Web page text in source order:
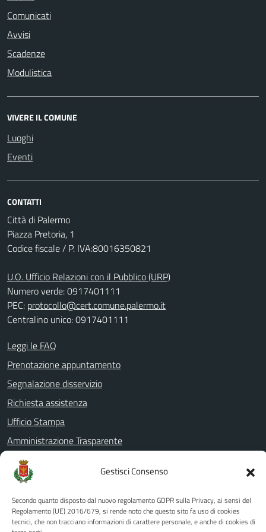
Gestisci Consenso
Secondo quanto disposto dal nuovo regolamento GDPR sulla Privacy, ai sensi del
Regolamento (UE) 2016/679, si rende noto che questo sito fa uso di cookies
tecnici, che non tracciano informazioni di carattere personale, e anche di cookies di
Comunicati
Avvisi
Scadenze
Modulistica
VIVERE IL COMUNE
Luoghi
Eventi
CONTATTI
Città di Palermo
Piazza Pretoria, 1
Codice fiscale / P. IVA:80016350821
U.O. Ufficio Relazioni con il Pubblico (URP)
Numero verde: 0917401111
PEC: protocollo@cert.comune.palermo.it
Centralino unico: 0917401111
Leggi le FAQ
Prenotazione appuntamento
Segnalazione disservizio
Richiesta assistenza
Ufficio Stampa
Amministrazione Trasparente
Albo pretorio
Informativa privacy
Note legali
Dichiarazione di accessibilità